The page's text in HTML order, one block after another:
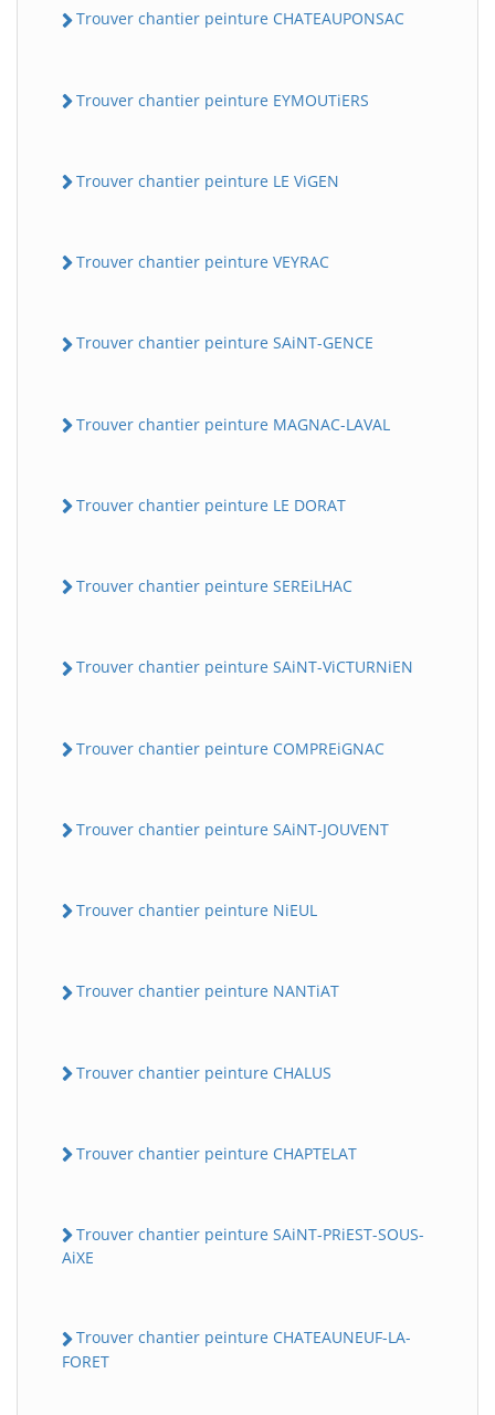
Trouver chantier peinture CHATEAUPONSAC
Trouver chantier peinture EYMOUTiERS
Trouver chantier peinture LE ViGEN
Trouver chantier peinture VEYRAC
Trouver chantier peinture SAiNT-GENCE
Trouver chantier peinture MAGNAC-LAVAL
Trouver chantier peinture LE DORAT
Trouver chantier peinture SEREiLHAC
Trouver chantier peinture SAiNT-ViCTURNiEN
Trouver chantier peinture COMPREiGNAC
Trouver chantier peinture SAiNT-JOUVENT
Trouver chantier peinture NiEUL
Trouver chantier peinture NANTiAT
Trouver chantier peinture CHALUS
Trouver chantier peinture CHAPTELAT
Trouver chantier peinture SAiNT-PRiEST-SOUS-
AiXE
Trouver chantier peinture CHATEAUNEUF-LA-
FORET